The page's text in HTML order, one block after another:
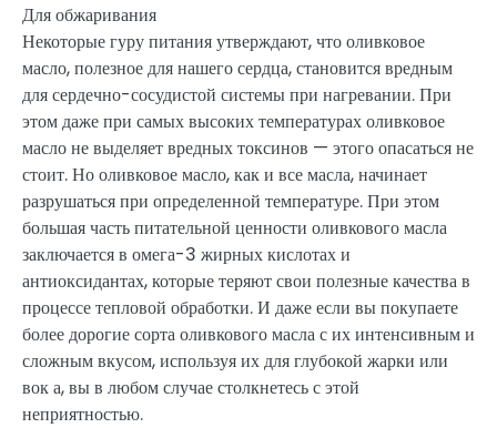
Для обжаривания
Некоторые гуру питания утверждают, что оливковое
масло, полезное для нашего сердца, становится вредным
для сердечно-сосудистой системы при нагревании. При
этом даже при самых высоких температурах оливковое
масло не выделяет вредных токсинов — этого опасаться не
стоит. Но оливковое масло, как и все масла, начинает
разрушаться при определенной температуре. При этом
большая часть питательной ценности оливкового масла
заключается в омега-3 жирных кислотах и
антиоксидантах, которые теряют свои полезные качества в
процессе тепловой обработки. И даже если вы покупаете
более дорогие сорта оливкового масла с их интенсивным и
сложным вкусом, используя их для глубокой жарки или
вок а, вы в любом случае столкнетесь с этой
неприятностью.